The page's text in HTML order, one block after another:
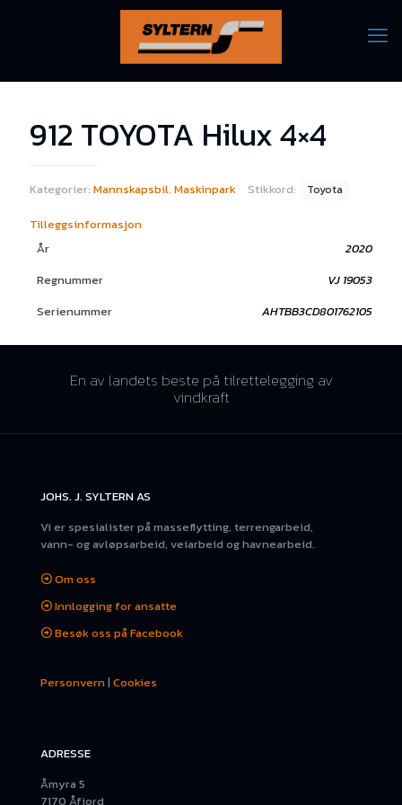
912 TOYOTA Hilux 4×4
Kategorier: Mannskapsbil, Maskinpark Stikkord: Toyota
Tilleggsinformasjon
År
2020
Regnummer
VJ 19053
Serienummer
AHTBB3CD801762105
En av landets beste på tilrettelegging av
vindkraft
JOHS. J. SYLTERN AS
Vi er spesialister på masseflytting, terrengarbeid,
vann- og avløpsarbeid, veiarbeid og havnearbeid.
Om oss
Innlogging for ansatte
Besøk oss på Facebook
Personvern| Cookies
ADRESSE
Åmyra 5
7170 Åfjord